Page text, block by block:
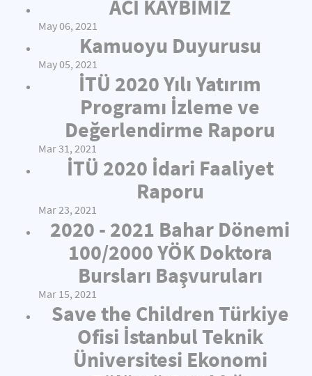
ACI KAYBIMIZ
May 06, 2021
Kamuoyu Duyurusu
May 05, 2021
İTÜ 2020 Yılı Yatırım
Programı İzleme ve
Değerlendirme Raporu
Mar 31, 2021
İTÜ 2020 İdari Faaliyet
Raporu
Mar 23, 2021
2020 - 2021 Bahar Dönemi
100/2000 YÖK Doktora
Bursları Başvuruları
Mar 15, 2021
Save the Children Türkiye
Ofisi İstanbul Teknik
Üniversitesi Ekonomi